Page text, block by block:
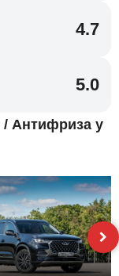
4.7
5.0
Антифриза у